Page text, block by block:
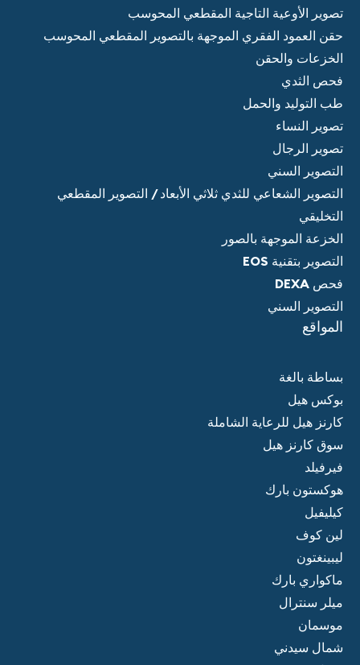
تصوير الأوعية التاجية المقطعي المحوسب
حقن العمود الفقري الموجهة بالتصوير المقطعي المحوسب
الخزعات والحقن
فحص الثدي
طب التوليد والحمل
تصوير النساء
تصوير الرجال
التصوير السني
التصوير الشعاعي للثدي ثلاثي الأبعاد / التصوير المقطعي
التخليقي
الخزعة الموجهة بالصور
التصوير بتقنية EOS
فحص DEXA
التصوير السني
المواقع
بساطة بالغة
بوكس هيل
كارنز هيل للرعاية الشاملة
سوق كارنز هيل
فيرفيلد
هوكستون بارك
كيليفيل
لين كوف
ليبينغتون
ماكواري بارك
ميلر سنترال
موسمان
شمال سيدني